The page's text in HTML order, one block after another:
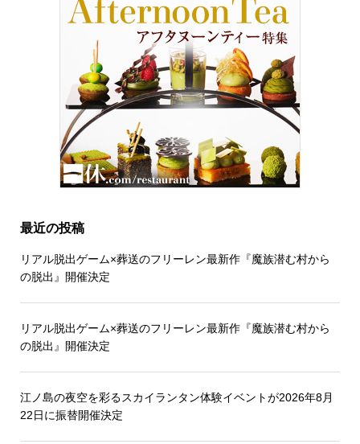
最近の投稿
リアル脱出ゲーム×葬送のフリーレン最新作『魔族潜む村から
の脱出』開催決定
リアル脱出ゲーム×葬送のフリーレン最新作『魔族潜む村から
の脱出』開催決定
江ノ島の夜空を彩るスカイランタン体験イベントが2026年8月
22日に振替開催決定